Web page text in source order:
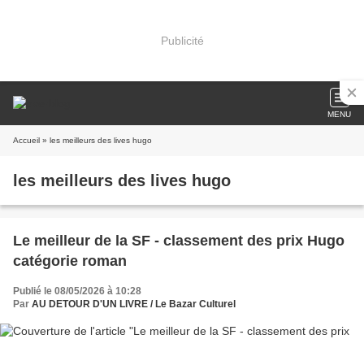
Publicité
MENU
Accueil » les meilleurs des lives hugo
les meilleurs des lives hugo
Le meilleur de la SF - classement des prix Hugo
catégorie roman
Publié le 08/05/2026 à 10:28
Par AU DETOUR D'UN LIVRE / Le Bazar Culturel